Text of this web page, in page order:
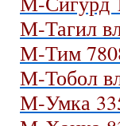
М-Тагил
М-Тим
М-Тобол
М-Умка